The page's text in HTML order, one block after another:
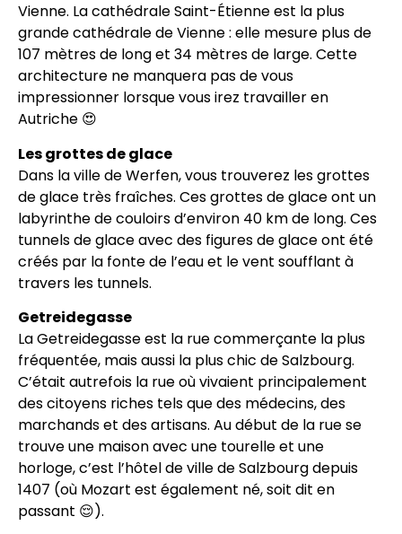
Vienne. La cathédrale Saint-Étienne est la plus
grande cathédrale de Vienne : elle mesure plus de
107 mètres de long et 34 mètres de large. Cette
architecture ne manquera pas de vous
impressionner lorsque vous irez travailler en
Autriche 😍
Les grottes de glace
Dans la ville de Werfen, vous trouverez les grottes
de glace très fraîches. Ces grottes de glace ont un
labyrinthe de couloirs d’environ 40 km de long. Ces
tunnels de glace avec des figures de glace ont été
créés par la fonte de l’eau et le vent soufflant à
travers les tunnels.
Getreidegasse
La Getreidegasse est la rue commerçante la plus
fréquentée, mais aussi la plus chic de Salzbourg.
C’était autrefois la rue où vivaient principalement
des citoyens riches tels que des médecins, des
marchands et des artisans. Au début de la rue se
trouve une maison avec une tourelle et une
horloge, c’est l’hôtel de ville de Salzbourg depuis
1407 (où Mozart est également né, soit dit en
passant 😌).